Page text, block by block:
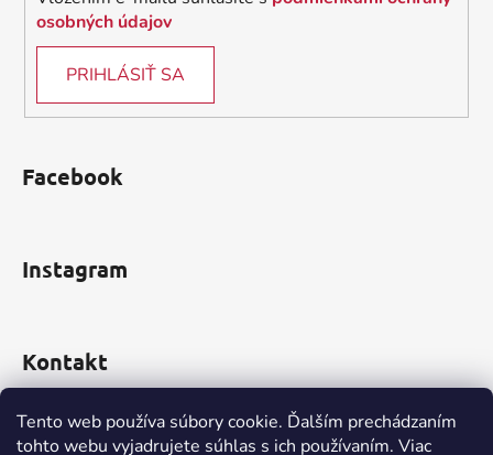
Tento web používa súbory cookie. Ďalším prechádzaním
tohto webu vyjadrujete súhlas s ich používaním. Viac
osobných údajov
PRIHLÁSIŤ SA
Facebook
Instagram
Kontakt
obchod@incomp.sk